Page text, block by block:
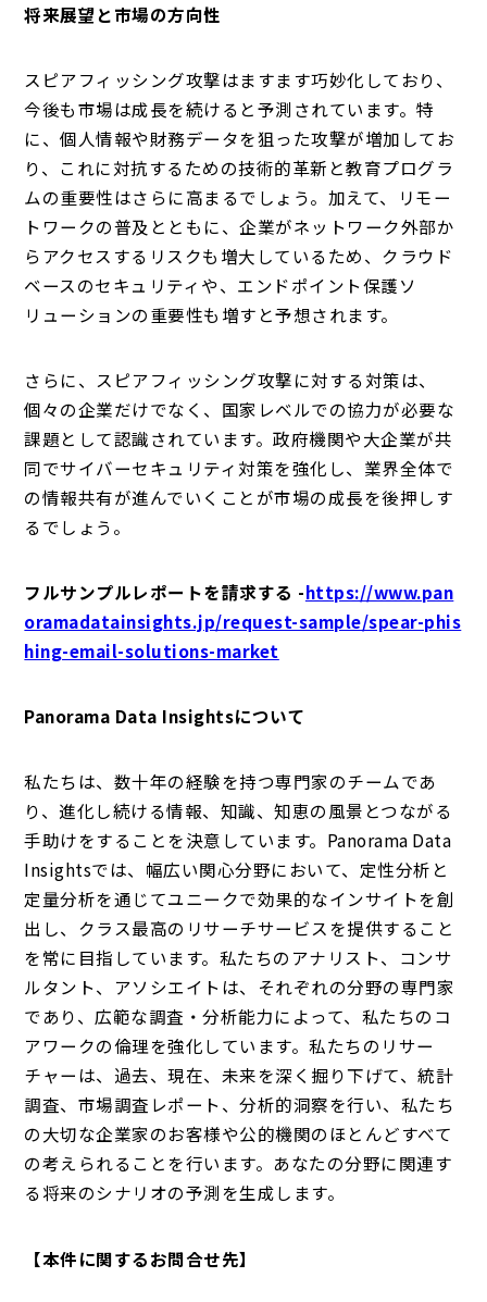
将来展望と市場の方向性
スピアフィッシング攻撃はますます巧妙化しており、
今後も市場は成長を続けると予測されています。特
に、個人情報や財務データを狙った攻撃が増加してお
り、これに対抗するための技術的革新と教育プログラ
ムの重要性はさらに高まるでしょう。加えて、リモー
トワークの普及とともに、企業がネットワーク外部か
らアクセスするリスクも増大しているため、クラウド
ベースのセキュリティや、エンドポイント保護ソ
リューションの重要性も増すと予想されます。
さらに、スピアフィッシング攻撃に対する対策は、
個々の企業だけでなく、国家レベルでの協力が必要な
課題として認識されています。政府機関や大企業が共
同でサイバーセキュリティ対策を強化し、業界全体で
の情報共有が進んでいくことが市場の成長を後押しす
るでしょう。
フルサンプルレポートを請求する -https://www.pan
oramadatainsights.jp/request-sample/spear-phis
hing-email-solutions-market
Panorama Data Insightsについて
私たちは、数十年の経験を持つ専門家のチームであ
り、進化し続ける情報、知識、知恵の風景とつながる
手助けをすることを決意しています。Panorama Data
Insightsでは、幅広い関心分野において、定性分析と
定量分析を通じてユニークで効果的なインサイトを創
出し、クラス最高のリサーチサービスを提供すること
を常に目指しています。私たちのアナリスト、コンサ
ルタント、アソシエイトは、それぞれの分野の専門家
であり、広範な調査・分析能力によって、私たちのコ
アワークの倫理を強化しています。私たちのリサー
チャーは、過去、現在、未来を深く掘り下げて、統計
調査、市場調査レポート、分析的洞察を行い、私たち
の大切な企業家のお客様や公的機関のほとんどすべて
の考えられることを行います。あなたの分野に関連す
る将来のシナリオの予測を生成します。
【本件に関するお問合せ先】